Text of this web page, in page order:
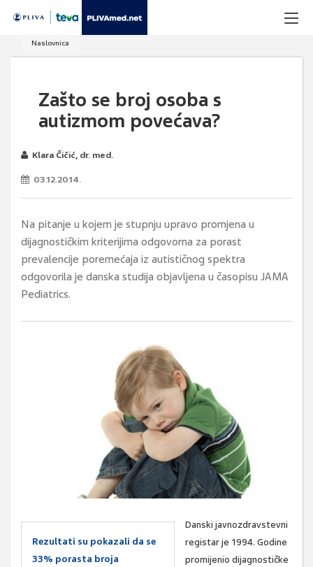
Naslovnica
Zašto se broj osoba s
autizmom povećava?
Klara Čičić, dr. med.
03.12.2014.
Na pitanje u kojem je stupnju upravo promjena u
dijagnostičkim kriterijima odgovorna za porast
prevalencije poremećaja iz autističnog spektra
odgovorila je danska studija objavljena u časopisu JAMA
Pediatrics.
Rezultati su pokazali da se
33% porasta broja
Danski javnozdravstevni
registar je 1994. Godine
promijenio dijagnostičke